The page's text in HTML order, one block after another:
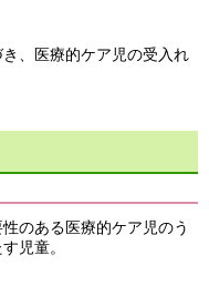
、医療的ケア児の受入れ
のある医療的ケア児のう
児童。